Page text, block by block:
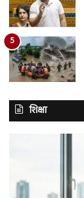
शिक्षा